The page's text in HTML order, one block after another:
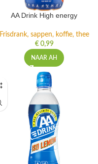
AA Drink High energy
Frisdrank, sappen, koffie, thee
€0,99
NAAR AH